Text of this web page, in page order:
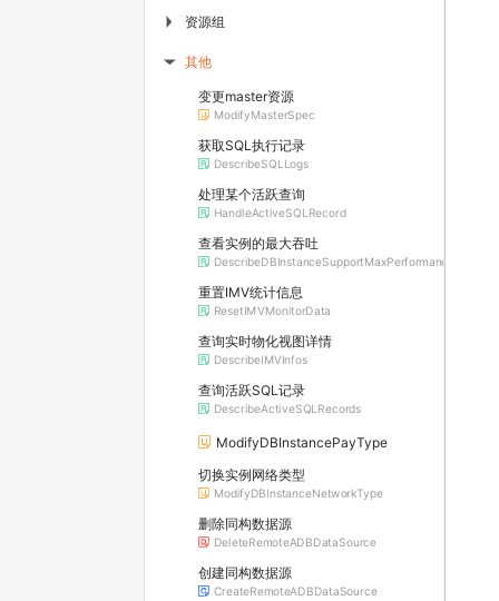
▶ 资源组
▶ 其他
变更master资源
ModifyMasterSpec
获取SQL执行记录
DescribeSQLLogs
处理某个活跃查询
HandleActiveSQLRecord
查看实例的最大吞吐
DescribeDBInstanceSupportMaxPerformance
重置IMV统计信息
ResetIMVMonitorData
查询实时物化视图详情
DescribeIMVInfos
查询活跃SQL记录
DescribeActiveSQLRecords
ModifyDBInstancePayType
切换实例网络类型
ModifyDBInstanceNetworkType
删除同构数据源
DeleteRemoteADBDataSource
创建同构数据源
CreateRemoteADBDataSource